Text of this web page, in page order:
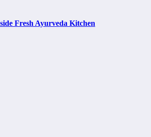
Fresh Ayurveda Kitchen